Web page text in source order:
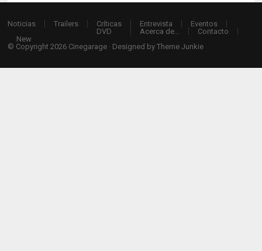
Noticias Trailers
Críticas
DVD
Entrevista
Eventos
Acerca de…
Contacto
New
© Copyright 2026 Cinegarage · Designed byTheme Junkie